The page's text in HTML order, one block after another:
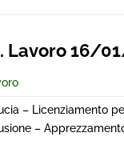
Lavoro 16/
– Licenziamento
–